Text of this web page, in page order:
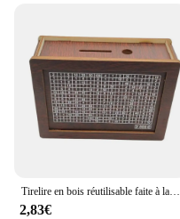
Tirelire en bois réutilisable faite à la main, boîte d'économie d'argent, tirelire avec compteur de short, étui de rangement pour pièces de monnaie
2,83€